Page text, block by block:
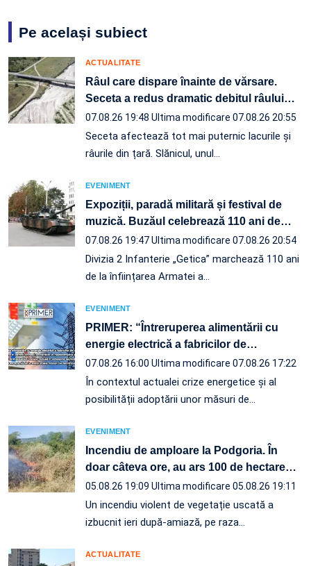
Pe același subiect
ACTUALITATE
Râul care dispare înainte de vărsare.
Seceta a redus dramatic debitul râului…
07.08.26 19:48 Ultima modificare 07.08.26 20:55
Seceta afectează tot mai puternic lacurile și
râurile din țară. Slănicul, unul…
EVENIMENT
Expoziții, paradă militară și festival de
muzică. Buzăul celebrează 110 ani de…
07.08.26 19:47Ultima modificare 07.08.26 20:54
Divizia 2 Infanterie „Getica” marchează 110 ani
de la înființarea Armatei a…
EVENIMENT
PRIMER: “Întreruperea alimentării cu
energie electrică a fabricilor de…
07.08.26 16:00 Ultima modificare 07.08.26 17:22
În contextul actualei crize energetice și al
posibilității adoptării unor măsuri de…
EVENIMENT
Incendiu de amploare la Podgoria. În
doar câteva ore, au ars 100 de hectare…
05.08.26 19:09 Ultima modificare 05.08.26 19:11
Un incendiu violent de vegetație uscată a
izbucnit ieri după-amiază, pe raza…
ACTUALITATE